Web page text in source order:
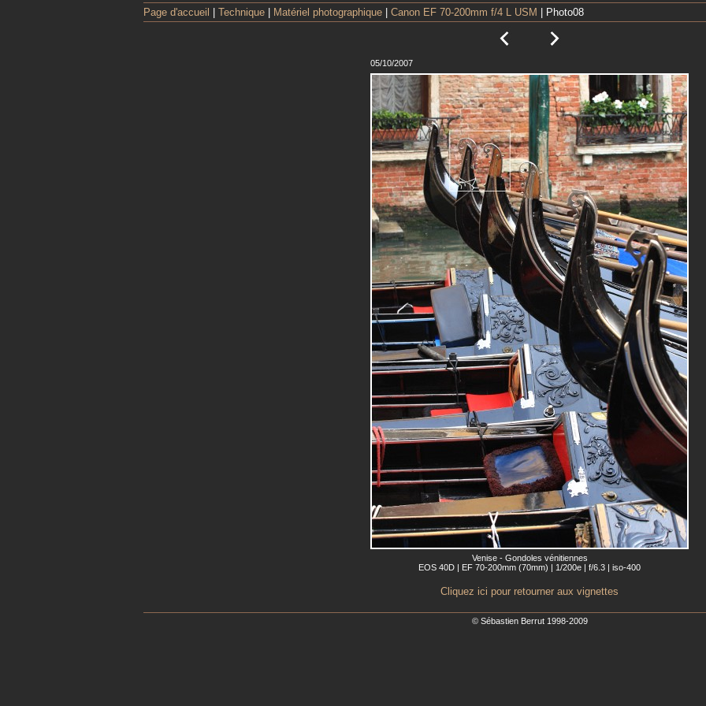
Page d'accueil Technique Matériel photographique Canon EF 70-200mm f/4 L USM | Photo08
05/10/2007
Venise - Gondoles vénitiennes
EOS 40D | EF 70-200mm (70mm) | 1/200e | f/6.3 | iso-400
Cliquez ici pour retourner aux vignettes
© Sébastien Berrut 1998-2009